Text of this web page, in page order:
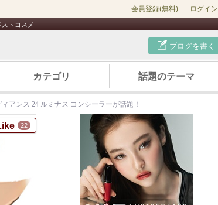
会員登録(無料) ログイン
ストコスメ
ブログを書く
カテゴリ 話題のテーマ
アンス 24 ルミナス コンシーラーが話題！
22